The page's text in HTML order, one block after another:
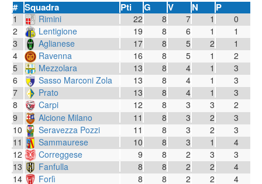
# Squadra Pti G V N P
1 Rimini 22 8 7 1
0
2
Lentigione 19 8 6 1
1
3
Aglianese 17 8 5 2
1
4
Ravenna 16 8 5 1
2
5
Mezzolara 13 8 4 1
3
6
Sasso Marconi Zola 13 8 4 1
3
7
Prato 13 8 4 1
3
8
Carpi 12 8 3 3
2
9
Alcione Milano 11 8 3 2
3
10
Seravezza Pozzi 11 8 3 2
3
11
Sammaurese 10 8 3 1
4
12
Correggese 9 8 2 3
3
13
Fanfulla 8 8 2 2
4
14
Forlì 8 8 2 2
4